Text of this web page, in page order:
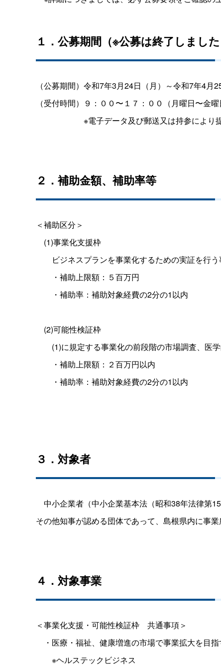
１．公募期間（※公募は終了しました
（公募期間）令和7年3月24日（月）～令和7年4月
（受付時間）９：００〜１７：００（月曜日〜金曜
※電子データ及び郵送又は持参により
２．補助金額、補助率等
＜補助区分＞
(1)事業化支援枠
ビジネスプランを事業化するための実証を行う
・補助上限額：５百万円
・補助率：補助対象経費の2分の1以内
(2)可能性検証枠
(1)に規定する事業化の前段階の市場調査、医
・補助上限額：２百万円以内
・補助率：補助対象経費の2分の1以内
３．対象者
中小企業者（中小企業基本法（昭和38年法律第
その他知事が認める団体であって、島根県内に事
４．対象事業
＜事業化支援・可能性検証枠
共通事項＞
・医療・福祉、健康増進の市場で事業拡大を目
※ヘルステックビジネス